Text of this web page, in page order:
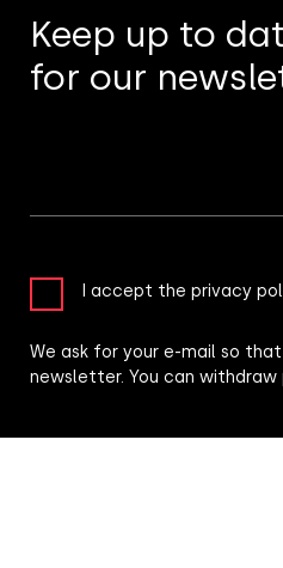
Keep up to
for our
I accept the privacy
We ask for your e-mail so
newsletter. You can withdraw